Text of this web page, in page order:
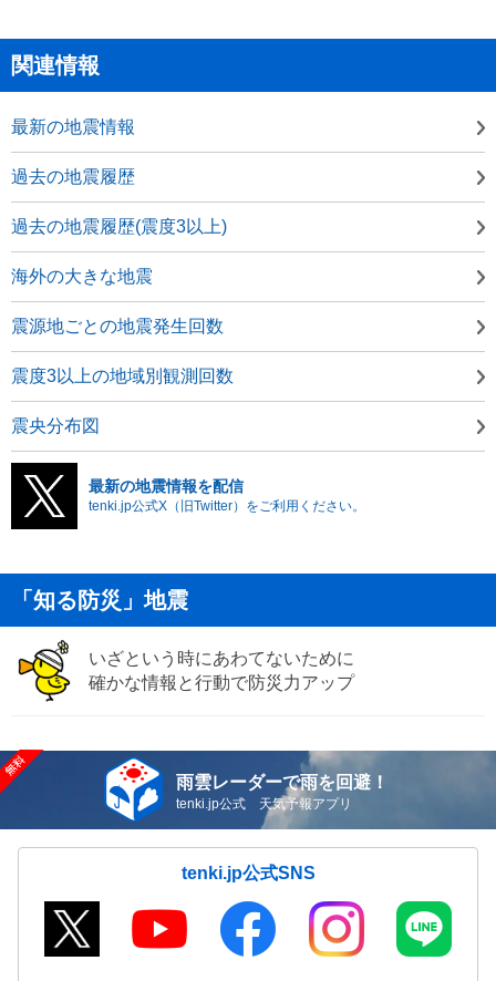
関連情報
最新の地震情報
過去の地震履歴
過去の地震履歴(震度3以上)
海外の大きな地震
震源地ごとの地震発生回数
震度3以上の地域別観測回数
震央分布図
最新の地震情報を配信
tenki.jp公式X（旧Twitter）をご利用ください。
「知る防災」地震
いざという時にあわてないために
確かな情報と行動で防災力アップ
雨雲レーダーで雨を回避！
tenki.jp公式 天気予報アプリ
tenki.jp公式SNS